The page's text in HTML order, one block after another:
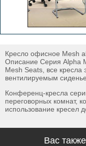
Кресло офисное Mesh
Описание Серия Alpha
Mesh Seats, все
вентилируемым
Конференц-кресла
переговорных комнат,
использование кресел
Вас